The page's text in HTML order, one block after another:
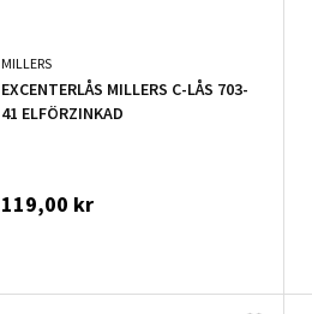
MILLERS
EXCENTERLÅS MILLERS C-LÅS 703-
41 ELFÖRZINKAD
119,00 kr